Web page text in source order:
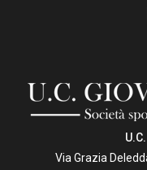
Via Grazia